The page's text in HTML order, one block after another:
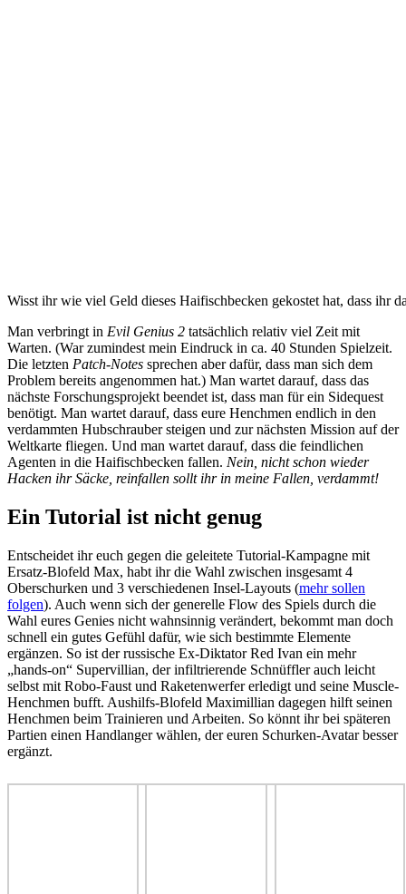
Wisst ihr wie viel Geld dieses Haifischbecken gekostet hat, dass ihr
Man verbringt in Evil Genius 2 tatsächlich relativ viel Zeit mit
Warten. (War zumindest mein Eindruck in ca. 40 Stunden Spielzeit.
Die letzten Patch-Notes sprechen aber dafür, dass man sich dem
Problem bereits angenommen hat.) Man wartet darauf, dass das
nächste Forschungsprojekt beendet ist, dass man für ein Sidequest
benötigt. Man wartet darauf, dass eure Henchmen endlich in den
verdammten Hubschrauber steigen und zur nächsten Mission auf der
Weltkarte fliegen. Und man wartet darauf, dass die feindlichen
Agenten in die Haifischbecken fallen. Nein, nicht schon wieder
Hacken ihr Säcke, reinfallen sollt ihr in meine Fallen, verdammt!
Ein Tutorial ist nicht genug
Entscheidet ihr euch gegen die geleitete Tutorial-Kampagne mit
Ersatz-Blofeld Max, habt ihr die Wahl zwischen insgesamt 4
Oberschurken und 3 verschiedenen Insel-Layouts (mehr sollen
folgen). Auch wenn sich der generelle Flow des Spiels durch die
Wahl eures Genies nicht wahnsinnig verändert, bekommt man doch
schnell ein gutes Gefühl dafür, wie sich bestimmte Elemente
ergänzen. So ist der russische Ex-Diktator Red Ivan ein mehr
„hands-on“ Supervillian, der infiltrierende Schnüffler auch leicht
selbst mit Robo-Faust und Raketenwerfer erledigt und seine Muscle-
Henchmen bufft. Aushilfs-Blofeld Maximillian dagegen hilft seinen
Henchmen beim Trainieren und Arbeiten. So könnt ihr bei späteren
Partien einen Handlanger wählen, der euren Schurken-Avatar besser
ergänzt.